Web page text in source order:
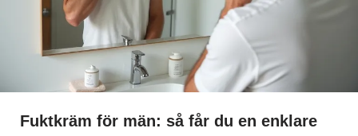
Fuktkräm för män: så får du en enklare